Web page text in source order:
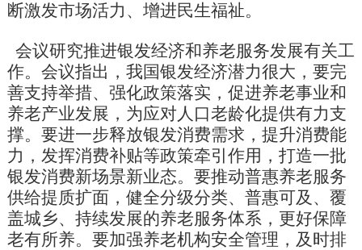
断激发市场活力、增进民生福祉。
会议研究推进银发经济和养老服务发展有关工
作。会议指出，我国银发经济潜力很大，要完
善支持举措、强化政策落实，促进养老事业和
养老产业发展，为应对人口老龄化提供有力支
撑。要进一步释放银发消费需求，提升消费能
力，发挥消费补贴等政策牵引作用，打造一批
银发消费新场景新业态。要推动普惠养老服务
供给提质扩面，健全分级分类、普惠可及、覆
盖城乡、持续发展的养老服务体系，更好保障
老有所养。要加强养老机构安全管理，及时排